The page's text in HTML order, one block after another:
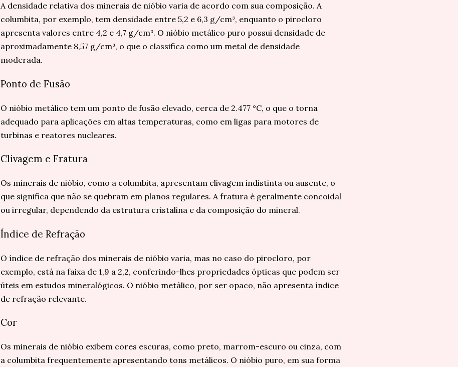
A densidade relativa dos minerais de nióbio varia de acordo com sua composição. A
columbita, por exemplo, tem densidade entre 5,2 e 6,3 g/cm³, enquanto o pirocloro
apresenta valores entre 4,2 e 4,7 g/cm³. O nióbio metálico puro possui densidade de
aproximadamente 8,57 g/cm³, o que o classifica como um metal de densidade
moderada.
Ponto de Fusão
O nióbio metálico tem um ponto de fusão elevado, cerca de 2.477 °C, o que o torna
adequado para aplicações em altas temperaturas, como em ligas para motores de
turbinas e reatores nucleares.
Clivagem e Fratura
Os minerais de nióbio, como a columbita, apresentam clivagem indistinta ou ausente, o
que significa que não se quebram em planos regulares. A fratura é geralmente concoidal
ou irregular, dependendo da estrutura cristalina e da composição do mineral.
Índice de Refração
O índice de refração dos minerais de nióbio varia, mas no caso do pirocloro, por
exemplo, está na faixa de 1,9 a 2,2, conferindo-lhes propriedades ópticas que podem ser
úteis em estudos mineralógicos. O nióbio metálico, por ser opaco, não apresenta índice
de refração relevante.
Cor
Os minerais de nióbio exibem cores escuras, como preto, marrom-escuro ou cinza, com
a columbita frequentemente apresentando tons metálicos. O nióbio puro, em sua forma